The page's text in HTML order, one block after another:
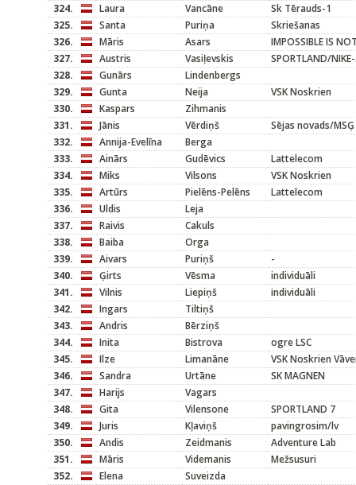
324. Laura Vancāne
Sk Tērauds-1
325.
Santa Puriņa
Skriešanas
326.
Māris Asars
IMPOSSIBLE IS
327.
Austris Vasiļevskis
SPORTLAND/
328.
Gunārs
Lindenbergs
329.
Gunta Neija
VSK Noskrien
330.
Kaspars
Zihmanis
331.
Jānis Vērdiņš
Sējas novads/MSĢ
332.
Annija-Evelīna
Berga
333.
Ainārs Gudēvics
Lattelecom
334.
Miks Vilsons
VSK Noskrien
335.
Artūrs Pielēns-Pelēns
Lattelecom
336.
Uldis
Leja
337.
Raivis
Cakuls
338.
Baiba
Orga
339.
Aivars Puriņš
-
340.
Ģirts Vēsma
individuāli
341.
Vilnis Liepiņš
individuāli
342.
Ingars
Tiltiņš
343.
Andris
Bērziņš
344.
Inita Bistrova
ogre LSC
345.
Ilze Limanāne
VSK Noskrien
346.
Sandra Urtāne
SK MAGNEN
347.
Harijs
Vagars
348.
Gita Vilensone
SPORTLAND 7
349.
Juris Kļaviņš
pavingrosim/lv
350.
Andis Zeidmanis
Adventure Lab
351.
Māris Videmanis
Mežsusuri
352.
Elena
Suveizda